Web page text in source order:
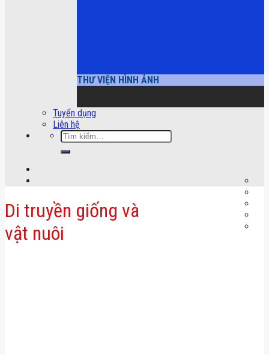
THƯ VIỆN HÌNH ẢNH
Tuyển dụng
Liên hệ
Tìm
kiếm:
Di truyền giống và
vật nuôi